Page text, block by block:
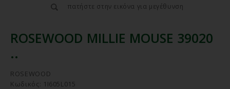
πατήστε στην εικόνα για μεγέθυνση
ROSEWOOD MILLIE MOUSE 39020
..
ROSEWOOD
Κωδικός: 1I605L015